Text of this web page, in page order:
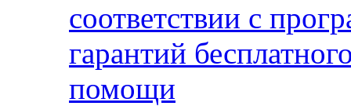
соответствии с
гарантий
помощи